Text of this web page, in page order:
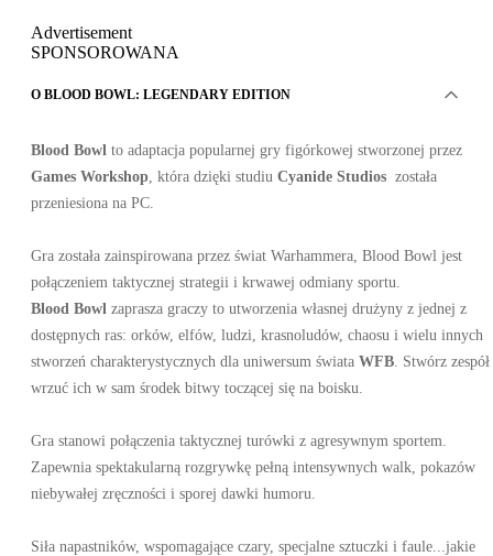
Advertisement
SPONSOROWANA
O BLOOD BOWL: LEGENDARY EDITION
Blood Bowl to adaptacja popularnej gry figórkowej stworzonej przez
Games Workshop , która dzięki studiu Cyanide Studios została
przeniesiona na PC.
Gra została zainspirowana przez świat Warhammera, Blood Bowl jest
połączeniem taktycznej strategii i krwawej odmiany sportu.
Blood Bowl zaprasza graczy to utworzenia własnej drużyny z jednej z
dostępnych ras: orków, elfów, ludzi, krasnoludów, chaosu i wielu innych
stworzeń charakterystycznych dla uniwersum świata WFB . Stwórz
wrzuć ich w sam środek bitwy toczącej się na boisku.
Gra stanowi połączenia taktycznej turówki z agresywnym sportem.
Zapewnia spektakularną rozgrywkę pełną intensywnych walk, pokazów
niebywałej zręczności i sporej dawki humoru.
Siła napastników, wspomagające czary, specjalne sztuczki i faule...jakie